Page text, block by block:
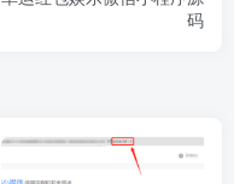
码